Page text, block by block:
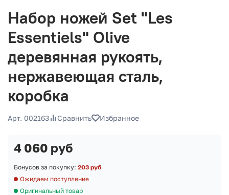
Набор ножей Set "Les
Essentiels" Olive
деревянная рукоять,
нержавеющая сталь,
коробка
Арт. 002163 Сравнить Избранное
4 060 руб
Бонусов за покупку: 203 руб
Ожидаем поступление
Оригинальный товар